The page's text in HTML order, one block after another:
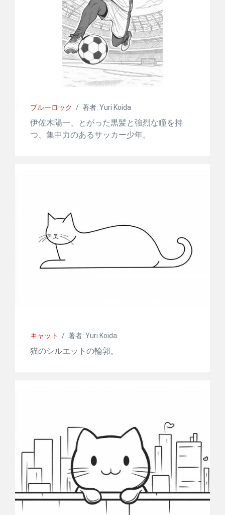
ブルーロック / 著者: Yuri Koida
伊佐木陽一、とがった黒髪と強烈な瞳を持
つ、集中力のあるサッカー少年。
キャット / 著者: Yuri Koida
猫のシルエットの輪郭。